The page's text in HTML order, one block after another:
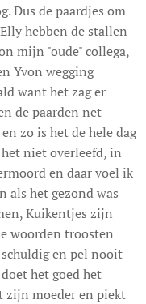
Dus de paardjes om
hebben de stallen
mijn "oude" collega,
Yvon wegging
want het zag er
de paarden net
zo is het de hele dag
niet overleefd, in
en daar voel ik
als het gezond was
Kuikentjes zijn
woorden troosten
en pel nooit
het goed het
zijn moeder en piekt